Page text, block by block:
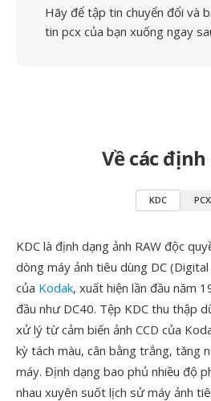
Hãy để tập tin chuyển đổi và
tin pcx của bạn xuống ngay
Về các
KDC PCX
KDC là định dạng ảnh RAW độc
dòng máy ảnh tiêu dùng DC
của Kodak, xuất hiện lần đầu năm
đầu như DC40. Tệp KDC thu thập
xử lý từ cảm biến ảnh CCD của
kỳ tách màu, cân bằng trắng, tăng
máy. Định dạng bao phủ nhiều độ
nhau xuyên suốt lịch sử máy ảnh